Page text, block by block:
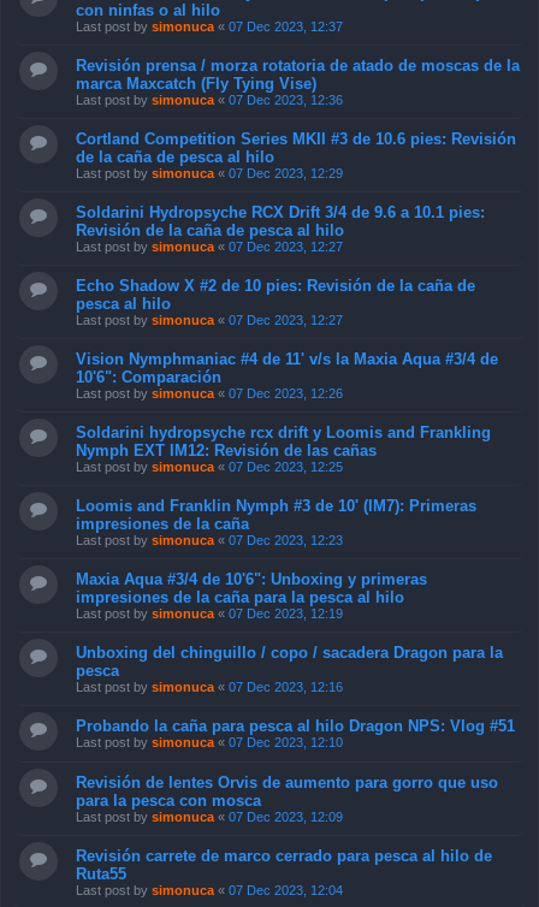
con ninfas o al hilo
Last post by simonuca « 07 Dec 2023, 12:37
Revisión prensa / morza rotatoria de atado de moscas de la
marca Maxcatch (Fly Tying Vise)
Last post by simonuca « 07 Dec 2023, 12:36
Cortland Competition Series MKII #3 de 10.6 pies: Revisión
de la caña de pesca al hilo
Last post by simonuca « 07 Dec 2023, 12:29
Soldarini Hydropsyche RCX Drift 3/4 de 9.6 a 10.1 pies:
Revisión de la caña de pesca al hilo
Last post by simonuca « 07 Dec 2023, 12:27
Echo Shadow X #2 de 10 pies: Revisión de la caña de
pesca al hilo
Last post by simonuca « 07 Dec 2023, 12:27
Vision Nymphmaniac #4 de 11' v/s la Maxia Aqua #3/4 de
10'6": Comparación
Last post by simonuca « 07 Dec 2023, 12:26
Soldarini hydropsyche rcx drift y Loomis and Frankling
Nymph EXT IM12: Revisión de las cañas
Last post by simonuca « 07 Dec 2023, 12:25
Loomis and Franklin Nymph #3 de 10' (IM7): Primeras
impresiones de la caña
Last post by simonuca « 07 Dec 2023, 12:23
Maxia Aqua #3/4 de 10'6": Unboxing y primeras
impresiones de la caña para la pesca al hilo
Last post by simonuca « 07 Dec 2023, 12:19
Unboxing del chinguillo / copo / sacadera Dragon para la
pesca
Last post by simonuca « 07 Dec 2023, 12:16
Probando la caña para pesca al hilo Dragon NPS: Vlog #51
Last post by simonuca « 07 Dec 2023, 12:10
Revisión de lentes Orvis de aumento para gorro que uso
para la pesca con mosca
Last post by simonuca « 07 Dec 2023, 12:09
Revisión carrete de marco cerrado para pesca al hilo de
Ruta55
Last post by simonuca « 07 Dec 2023, 12:04